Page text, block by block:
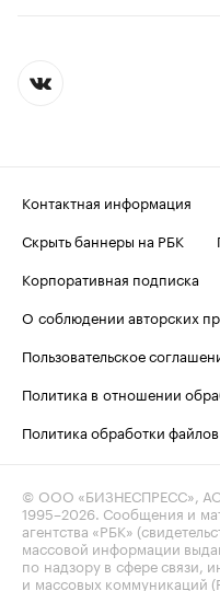
Контактная информация
Скрыть баннеры на РБК
Корпоративная подписка
О соблюдении авторских
Пользовательское
Политика в отношении
Политика обработки
© ООО «БИЗНЕСПРЕСС»,
1995–2026 . Сообщения и
агентства «РБК»
массовой информации
по надзору в сфере связи,
и массовых коммуникаций